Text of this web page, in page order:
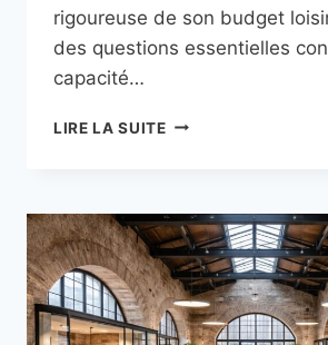
rigoureuse de son budget
des questions essentielles
capacité…
LIRE LA SUITEINVESTIR
AMATEUR
AVEC
ARSENAL
FOOTBALL
CLUB
TOUT